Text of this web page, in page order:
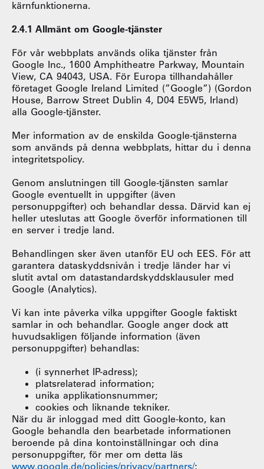
kärnfunktionerna.
2.4.1 Allmänt om Google-tjänster
För vår webbplats används olika tjänster från
Google Inc., 1600 Amphitheatre Parkway, Mountain
View, CA 94043, USA. För Europa tillhandahåller
företaget Google Ireland Limited (”Google”) (Gordon
House, Barrow Street Dublin 4, D04 E5W5, Irland)
alla Google-tjänster.
Mer information av de enskilda Google-tjänsterna
som används på denna webbplats, hittar du i denna
integritetspolicy.
Genom anslutningen till Google-tjänsten samlar
Google eventuellt in uppgifter (även
personuppgifter) och behandlar dessa. Därvid kan ej
heller uteslutas att Google överför informationen till
en server i tredje land.
Behandlingen sker även utanför EU och EES. För att
garantera dataskyddsnivån i tredje länder har vi
slutit avtal om datastandardskyddsklausuler med
Google (Analytics).
Vi kan inte påverka vilka uppgifter Google faktiskt
samlar in och behandlar. Google anger dock att
huvudsakligen följande information (även
personuppgifter) behandlas:
(i synnerhet IP-adress);
platsrelaterad information;
unika applikationsnummer;
cookies och liknande tekniker.
När du är inloggad med ditt Google-konto, kan
Google behandla den bearbetade informationen
beroende på dina kontoinställningar och dina
personuppgifter, för mer om detta läs
www.google.de/policies/privacy/partners/;